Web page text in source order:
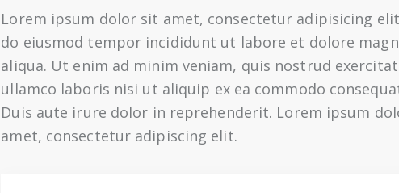
Lorem ipsum dolor sit amet, consectetur adipisicing
do eiusmod tempor incididunt ut labore et dolore
aliqua. Ut enim ad minim veniam, quis nostrud
ullamco laboris nisi ut aliquip ex ea commodo
Duis aute irure dolor in reprehenderit. Lorem ipsum
amet, consectetur adipiscing elit.